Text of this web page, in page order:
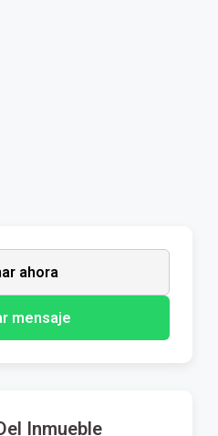
ahora
mensaje
Inmueble